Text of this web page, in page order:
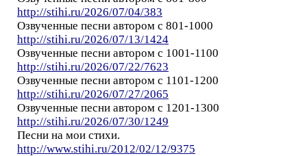
http://stihi.ru/2026/07/04/383
Озвученные песни автором с 801-1000
http://stihi.ru/2026/07/13/1424
Озвученные песни автором с 1001-1100
http://stihi.ru/2026/07/22/7623
Озвученные песни автором с 1101-1200
http://stihi.ru/2026/07/27/2065
Озвученные песни автором с 1201-1300
http://stihi.ru/2026/07/30/1249
Песни на мои стихи.
http://www.stihi.ru/2012/02/12/9375